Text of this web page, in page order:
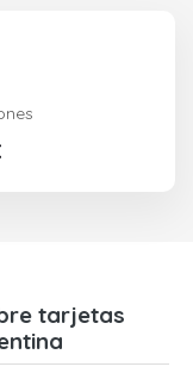
tarjetas